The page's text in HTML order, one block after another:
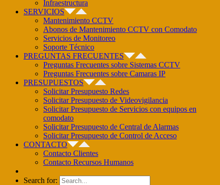
Infraestructura
SERVICIOS
Mantenimiento CCTV
Abonos de Mantenimiento CCTV con Comodato
Servicios de Monitoreo
Soporte Técnico
PREGUNTAS FRECUENTES
Preguntas Frecuentes sobre Sistemas CCTV
Preguntas Frecuentes sobre Camaras IP
PRESUPUESTOS
Solicitar Presupuesto Redes
Solicitar Presupuesto de Videovigilancia
Solicitar Presupuesto de Servicios con equipos en
comodato
Solicitar Presupuesto de Central de Alarmas
Solicitar Presupuesto de Control de Acceso
CONTACTO
Contacto Clientes
Contacto Recursos Humanos
Search for: